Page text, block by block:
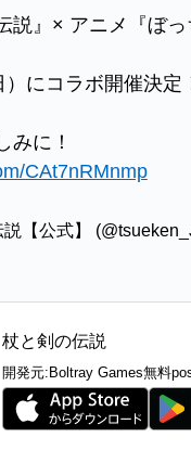
説』× アニメ『ぼ
にコラボ開催決定
みに！
CAt7nRMnmp
【公式】
杖と剣の伝説
開発元: Boltray Games無料